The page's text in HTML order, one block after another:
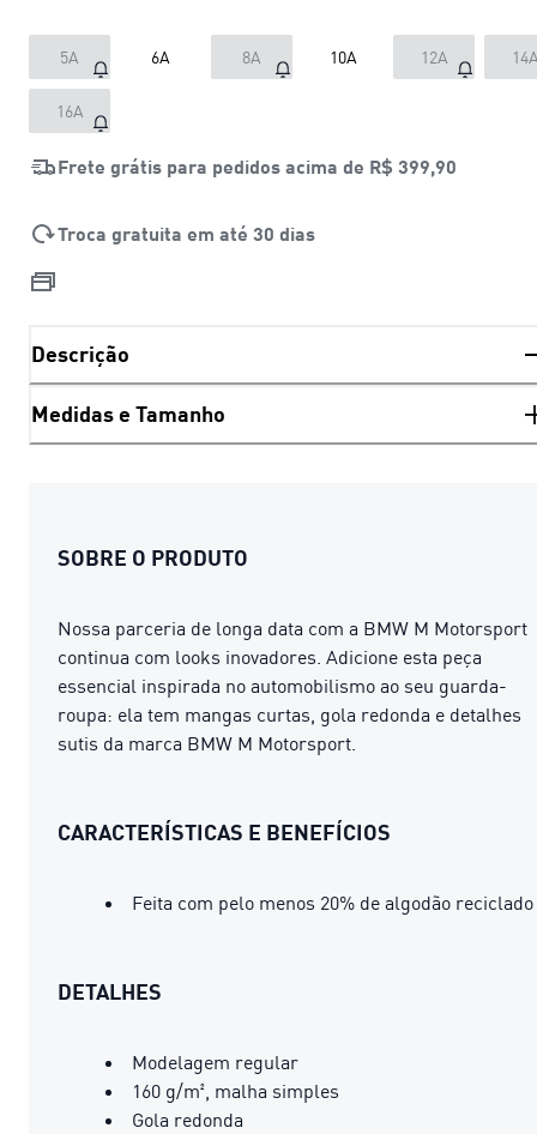
5A 6A 8A 10A 12A
16A
Frete grátis para pedidos acima de R$ 399,90
Troca gratuita em até 30 dias
Descrição
Medidas e Tamanho
SOBRE O PRODUTO
Nossa parceria de longa data com a BMW M Motorsport
continua com looks inovadores. Adicione esta peça
essencial inspirada no automobilismo ao seu guarda-
roupa: ela tem mangas curtas, gola redonda e detalhes
sutis da marca BMW M Motorsport.
CARACTERÍSTICAS E BENEFÍCIOS
Feita com pelo menos 20% de algodão reciclado
DETALHES
Modelagem regular
160 g/m², malha simples
Gola redonda